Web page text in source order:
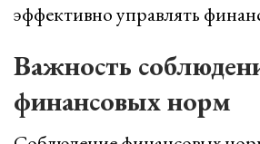
эффективно управлять
Важность
финансовых норм